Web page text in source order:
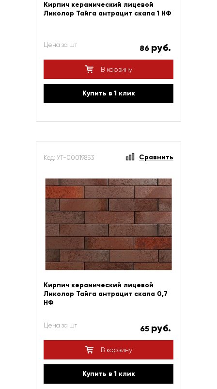
Кирпич керамический лицевой
Ликолор Тайга антрацит скала 1 НФ
Цена за шт 86 руб.
В корзину
Купить в 1 клик
Код: УТ-00019853 Сравнить
Кирпич керамический лицевой
Ликолор Тайга антрацит скала 0,7
НФ
Цена за шт 65 руб.
В корзину
Купить в 1 клик